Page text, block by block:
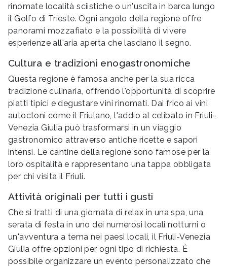
rinomate località sciistiche o un'uscita in barca lungo
il Golfo di Trieste. Ogni angolo della regione offre
panorami mozzafiato e la possibilità di vivere
esperienze all'aria aperta che lasciano il segno.
Cultura e tradizioni enogastronomiche
Questa regione è famosa anche per la sua ricca
tradizione culinaria, offrendo l'opportunità di scoprire
piatti tipici e degustare vini rinomati. Dai frico ai vini
autoctoni come il Friulano, l'addio al celibato in Friuli-
Venezia Giulia può trasformarsi in un viaggio
gastronomico attraverso antiche ricette e sapori
intensi. Le cantine della regione sono famose per la
loro ospitalità e rappresentano una tappa obbligata
per chi visita il Friuli.
Attività originali per tutti i gusti
Che si tratti di una giornata di relax in una spa, una
serata di festa in uno dei numerosi locali notturni o
un'avventura a tema nei paesi locali, il Friuli-Venezia
Giulia offre opzioni per ogni tipo di richiesta. È
possibile organizzare un evento personalizzato che